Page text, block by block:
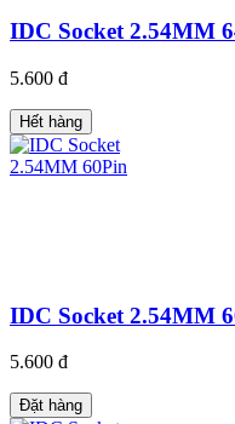
IDC Socket 2.54MM
5.600 đ
Hết hàng
IDC Socket 2.54MM
5.600 đ
Đặt hàng